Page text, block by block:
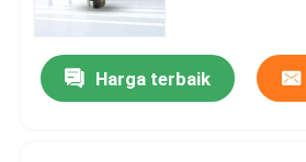
Harga terbaik